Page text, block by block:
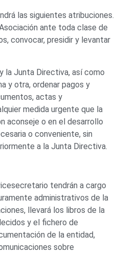
las siguientes atribuciones.
ante toda clase de
convocar, presidir y levantar
la Junta Directiva, así como
y otra, ordenar pagos y
actas y
medida urgente que la
aconseje o en el desarrollo
o conveniente, sin
a la Junta Directiva.
tendrán a cargo
administrativos de la
llevará los libros de la
y el fichero de
de la entidad,
sobre